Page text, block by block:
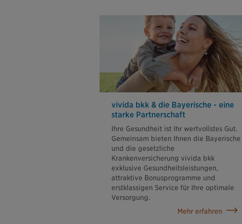
vivida bkk & die Bayerische - eine
starke Partnerschaft
Ihre Gesundheit ist Ihr wertvollstes Gut.
Gemeinsam bieten Ihnen die Bayerische
und die gesetzliche
Krankenversicherung vivida bkk
exklusive Gesundheitsleistungen,
attraktive Bonusprogramme und
erstklassigen Service für Ihre optimale
Versorgung.
Mehr erfahren